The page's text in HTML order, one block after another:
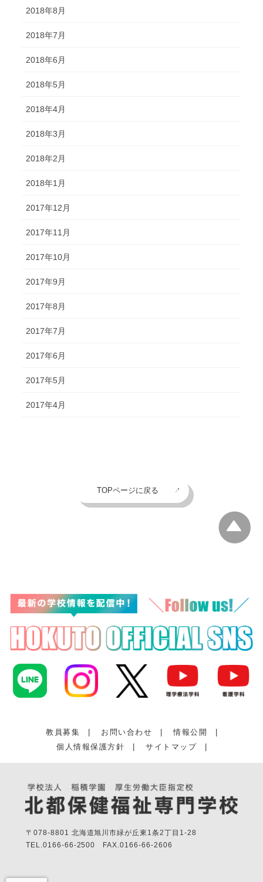
2018年8月
2018年7月
2018年6月
2018年5月
2018年4月
2018年3月
2018年2月
2018年1月
2017年12月
2017年11月
2017年10月
2017年9月
2017年8月
2017年7月
2017年6月
2017年5月
2017年4月
TOPページに戻る
教員募集 | お問い合わせ | 情報公開
|
個人情報保護方針
| サイトマップ |
〒078-8801 北海道旭川市緑が丘東1条2丁目1-28
TEL.0166-66-2500 FAX.0166-66-2606